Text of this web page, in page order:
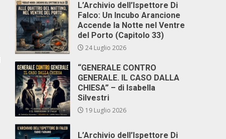
L’Archivio dell’Ispettore Di
Falco: Un Incubo Arancione
Accende la Notte nel Ventre
del Porto (Capitolo 33)
24 Luglio 2026
“GENERALE CONTRO
GENERALE. IL CASO DALLA
CHIESA” – di Isabella
Silvestri
19 Luglio 2026
L’Archivio dell’Ispettore Di